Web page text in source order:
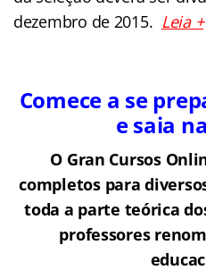
dezembro de 2015. Leia +
Comece a se
e saia
O Gran Cursos
completos para
toda a parte teórica
professores